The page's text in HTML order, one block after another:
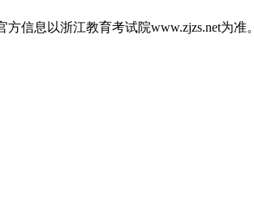
信息以浙江教育考试院www.zjzs.net为准。